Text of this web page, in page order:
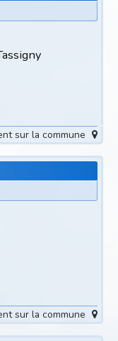
sur la commune
sur la commune